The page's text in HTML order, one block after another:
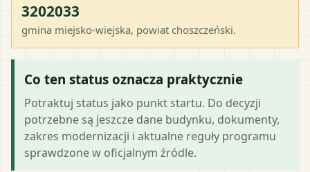
3202033
gmina miejsko-wiejska, powiat choszczeński.
Co ten status oznacza praktycznie
Potraktuj status jako punkt startu. Do decyzji
potrzebne są jeszcze dane budynku, dokumenty,
zakres modernizacji i aktualne reguły programu
sprawdzone w oficjalnym źródle.